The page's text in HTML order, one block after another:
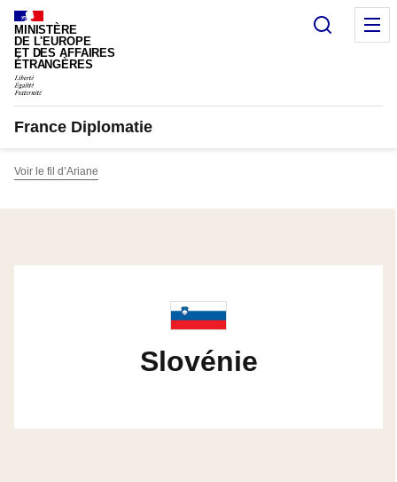
Panneau de gestion des cookies
MINISTÈRE
DE L'EUROPE
ET DES AFFAIRES
ÉTRANGÈRES
France Diplomatie
Voir le fil d’Ariane
Slovénie